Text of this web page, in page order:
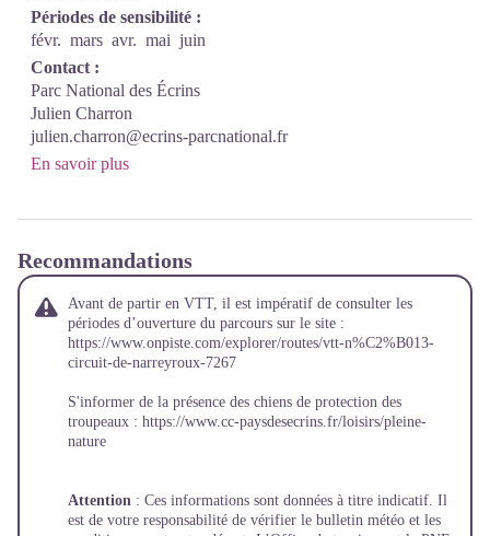
Périodes de sensibilité :
févr. mars avr. mai juin
Contact :
Parc National des Écrins
Julien Charron
julien.charron@ecrins-parcnational.fr
En savoir plus
Recommandations
Avant de partir en VTT, il est impératif de consulter les
périodes d’ouverture du parcours sur le site :
https://www.onpiste.com/explorer/routes/vtt-n%C2%B013-
circuit-de-narreyroux-7267
S'informer de la présence des chiens de protection des
troupeaux : https://www.cc-paysdesecrins.fr/loisirs/pleine-
nature
Attention : Ces informations sont données à titre indicatif. Il
est de votre responsabilité de vérifier le bulletin météo et les